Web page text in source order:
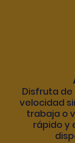
Disfruta
velocidad
trabaja o
rápido y